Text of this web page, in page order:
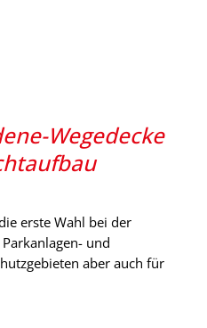
Wegedecke
erste Wahl bei der
und
aber auch für